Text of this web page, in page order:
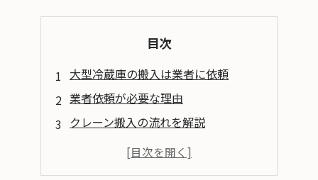
目次
大型冷蔵庫の搬入は業者に依頼
業者依頼が必要な理由
クレーン搬入の流れを解説
クレーン搬入の費用相場